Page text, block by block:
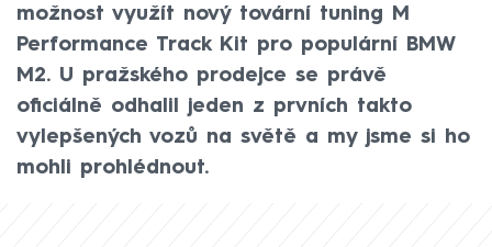
možnost využít nový tovární tuning M
Performance Track Kit pro populární BMW
M2. U pražského prodejce se právě
oficiálně odhalil jeden z prvních takto
vylepšených vozů na světě a my jsme si ho
mohli prohlédnout.